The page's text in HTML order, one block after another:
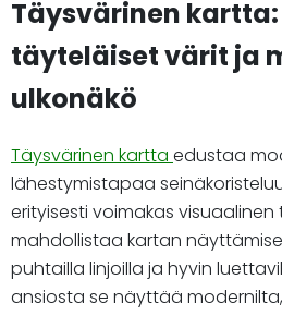
Täysvärinen
täyteläiset värit ja
ulkonäkö
Täysvärinen kartta edustaa
lähestymistapaa
erityisesti voimakas visuaalinen
mahdollistaa kartan
puhtailla linjoilla ja hyvin
ansiosta se näyttää